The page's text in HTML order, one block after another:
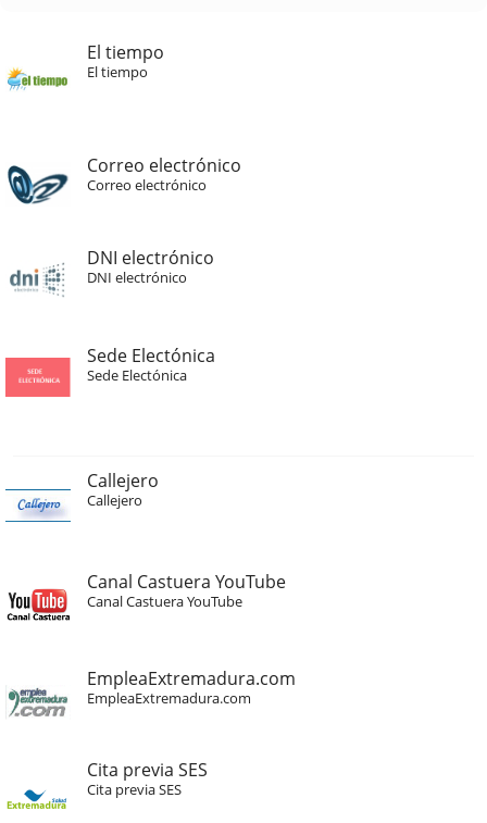
El tiempo
El tiempo
Correo electrónico
Correo electrónico
DNI electrónico
DNI electrónico
Sede Electónica
Sede Electónica
Callejero
Callejero
Canal Castuera YouTube
Canal Castuera YouTube
EmpleaExtremadura.com
EmpleaExtremadura.com
Cita previa SES
Cita previa SES